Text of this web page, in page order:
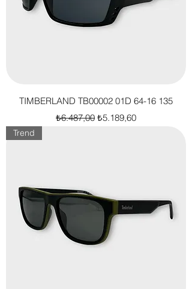
TIMBERLAND TB00002 01D 64-16 135
Normal Fiyat
₺6.487,00 İndirimli Fiyat
₺5.189,60
Trend